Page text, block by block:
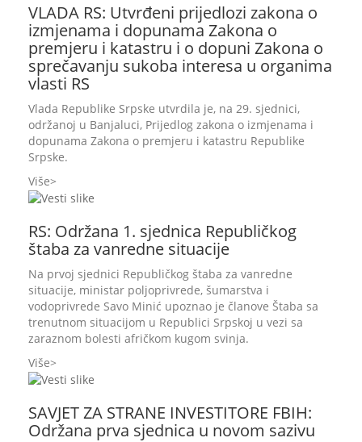
VLADA RS: Utvrđeni prijedlozi zakona o
izmjenama i dopunama Zakona o
premjeru i katastru i o dopuni Zakona o
sprečavanju sukoba interesa u organima
vlasti RS
Vlada Republike Srpske utvrdila je, na 29. sjednici,
održanoj u Banjaluci, Prijedlog zakona o izmjenama i
dopunama Zakona o premjeru i katastru Republike
Srpske.
Više
RS: Održana 1. sjednica Republičkog
štaba za vanredne situacije
Na prvoj sjednici Republičkog štaba za vanredne
situacije, ministar poljoprivrede, šumarstva i
vodoprivrede Savo Minić upoznao je članove Štaba sa
trenutnom situacijom u Republici Srpskoj u vezi sa
zaraznom bolesti afričkom kugom svinja.
Više
SAVJET ZA STRANE INVESTITORE FBIH:
Održana prva sjednica u novom sazivu